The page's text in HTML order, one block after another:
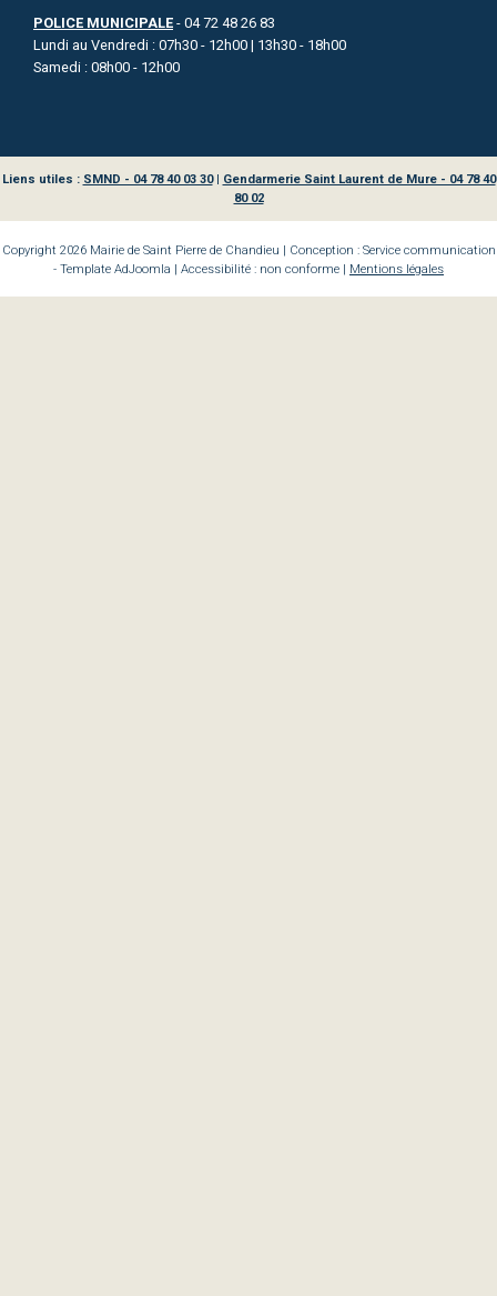
POLICE MUNICIPALE - 04 72 48 26 83
Lundi au Vendredi : 07h30 - 12h00 | 13h30 - 18h00
Samedi : 08h00 - 12h00
Liens utiles : SMND - 04 78 40 03 30| Gendarmerie Saint Laurent de Mure - 04 78 40
80 02
Copyright 2026 Mairie de Saint Pierre de Chandieu | Conception : Service communication
- Template AdJoomla | Accessibilité : non conforme | Mentions légales